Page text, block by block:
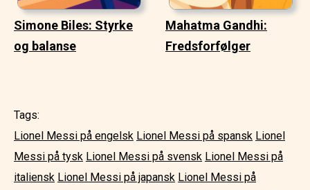
Simone Biles: Styrke
og balanse
Mahatma Gandhi:
Fredsforfølger
Tags:
Lionel Messi på engelsk Lionel Messi på spansk Lionel
Messi på tysk Lionel Messi på svensk Lionel Messi på
italiensk Lionel Messi på japansk Lionel Messi på